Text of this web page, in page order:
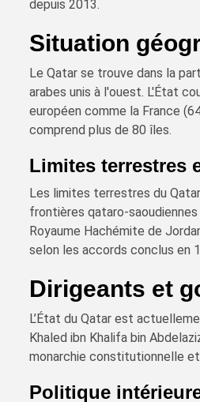
depuis 2013.
Situation
Le Qatar se trouve dans la
arabes unis à l'ouest. L'État
européen comme la France
comprend plus de 80 îles.
Limites terrestres
Les limites terrestres du
frontières qataro-
Royaume Hachémite de
selon les accords conclus en
Dirigeants et
L’État du Qatar est
Khaled ibn Khalifa bin
monarchie constitutionnelle
Politique